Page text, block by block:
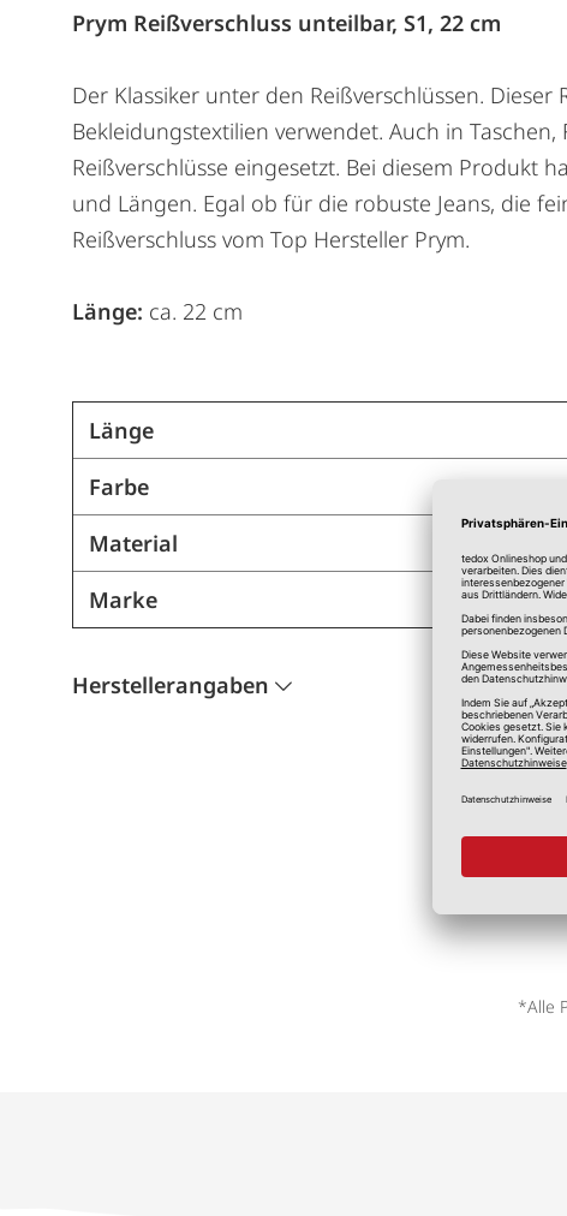
Prym Reißverschluss unteilbar, S1, 22 cm
Der Klassiker unter den Reißverschlüssen.
Bekleidungstextilien verwendet. Auch in
Reißverschlüsse eingesetzt. Bei diesem Produkt
und Längen. Egal ob für die robuste Jeans, die
Reißverschluss vom Top Hersteller Prym.
Länge: ca. 22 cm
Länge
Farbe
Material
Marke
Herstellerangaben
*Alle